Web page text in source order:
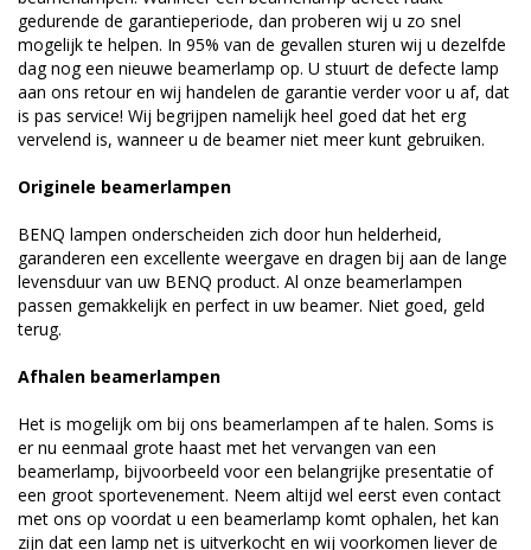
gedurende de garantieperiode, dan proberen wij u zo snel
mogelijk te helpen. In 95% van de gevallen sturen wij u dezelfde
dag nog een nieuwe beamerlamp op. U stuurt de defecte lamp
aan ons retour en wij handelen de garantie verder voor u af, dat
is pas service! Wij begrijpen namelijk heel goed dat het erg
vervelend is, wanneer u de beamer niet meer kunt gebruiken.
Originele beamerlampen
BENQ lampen onderscheiden zich door hun helderheid,
garanderen een excellente weergave en dragen bij aan de lange
levensduur van uw BENQ product. Al onze beamerlampen
passen gemakkelijk en perfect in uw beamer. Niet goed, geld
terug.
Afhalen beamerlampen
Het is mogelijk om bij ons beamerlampen af te halen. Soms is
er nu eenmaal grote haast met het vervangen van een
beamerlamp, bijvoorbeeld voor een belangrijke presentatie of
een groot sportevenement. Neem altijd wel eerst even contact
met ons op voordat u een beamerlamp komt ophalen, het kan
zijn dat een lamp net is uitverkocht en wij voorkomen liever de